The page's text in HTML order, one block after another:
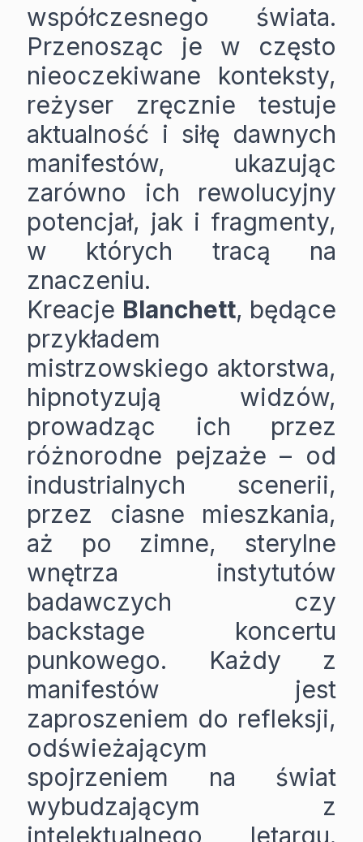
współczesnego świata.
Przenosząc je w często
nieoczekiwane konteksty,
reżyser zręcznie testuje
aktualność i siłę dawnych
manifestów, ukazując
zarówno ich rewolucyjny
potencjał, jak i fragmenty,
w których tracą na
znaczeniu.
Kreacje Blanchett, będące
przykładem
mistrzowskiego aktorstwa,
hipnotyzują widzów,
prowadząc ich przez
różnorodne pejzaże – od
industrialnych scenerii,
przez ciasne mieszkania,
aż po zimne, sterylne
wnętrza instytutów
badawczych czy
backstage koncertu
punkowego. Każdy z
manifestów jest
zaproszeniem do refleksji,
odświeżającym
spojrzeniem na świat
wybudzającym z
intelektualnego letargu.